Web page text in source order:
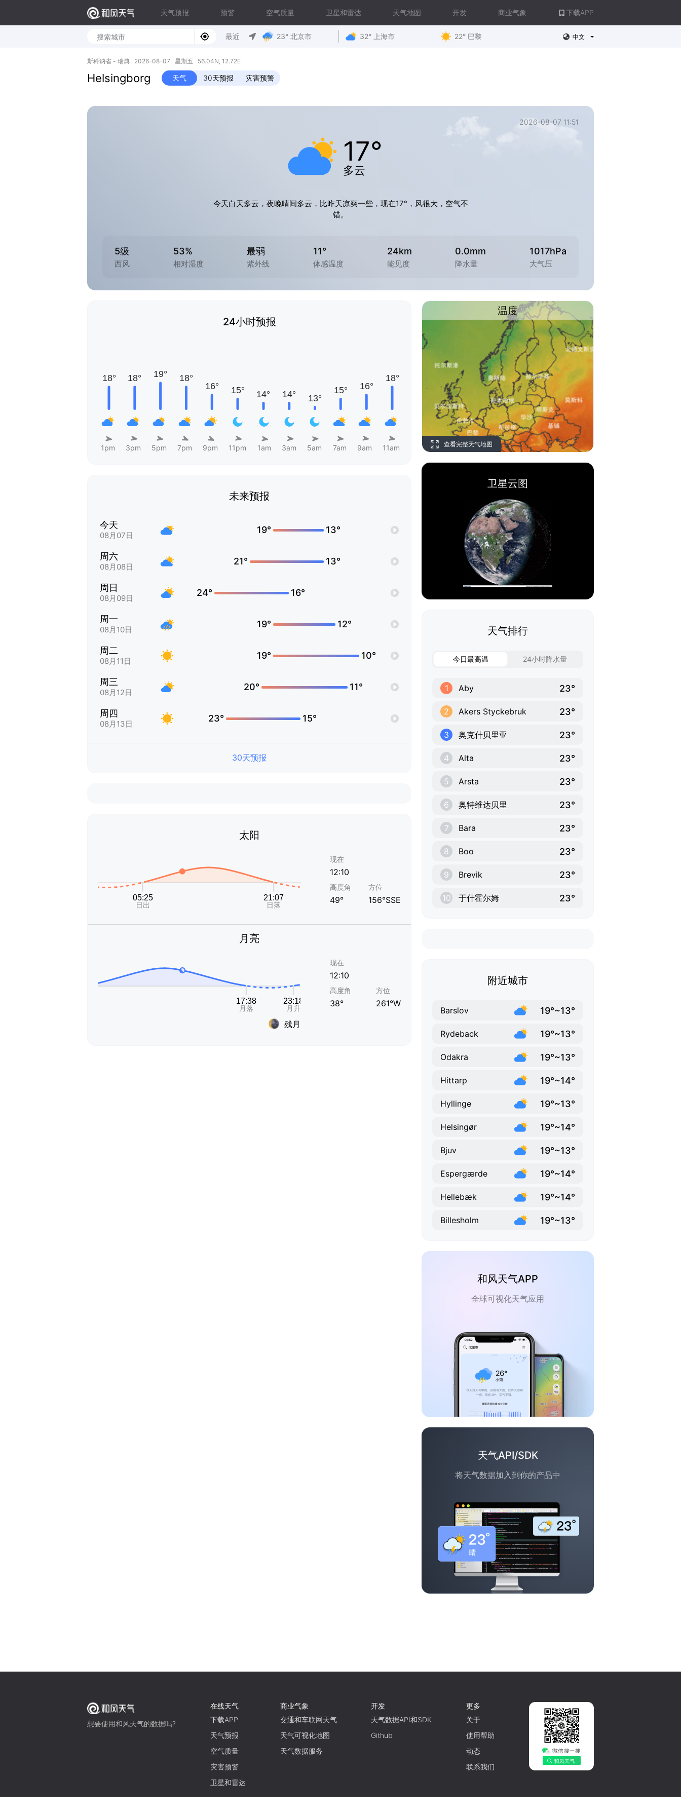
天气预报 预警 空气质量 卫星和雷达 天气地图 开发 商业气象 下载APP
最近 23° 北京市 32° 上海市 22° 巴黎 中文
斯科讷省 - 瑞典 2026-08-07 星期五 56.04N, 12.72E
Helsingborg 天气 30天预报 灾害预警
2026-08-07 11:51
17°
多云
今天白天多云，夜晚晴间多云，比昨天凉爽一些，现在17°，风很大，空气不
错。
5级
西风
53%
相对湿度
最弱
紫外线
11°
体感温度
24km
能见度
0.0mm
降水量
1017hPa
大气压
24小时预报
1pm 3pm 5pm 7pm 9pm 11pm 1am 3am 5am 7am 9am 11am
未来预报
今天
08月07日
19° 13°
周六
08月08日
21° 13°
周日
08月09日
24° 16°
周一
08月10日
19° 12°
周二
08月11日
19° 10°
周三
08月12日
20° 11°
周四
08月13日
23° 15°
30天预报
太阳
现在
12:10
高度角
49°
方位
156°SSE
月亮
残月
现在
12:10
高度角
38°
方位
261°W
温度
查看完整天气地图
卫星云图
天气排行
今日最高温 24小时降水量
1 Aby 23°
2 Akers Styckebruk 23°
3 奥克什贝里亚 23°
4 Alta 23°
5 Arsta 23°
6 奥特维达贝里 23°
7 Bara 23°
8 Boo 23°
9 Brevik 23°
10 于什霍尔姆 23°
附近城市
Barslov 19°~13°
Rydeback 19°~13°
Odakra 19°~13°
Hittarp 19°~14°
Hyllinge 19°~13°
Helsingør 19°~14°
Bjuv 19°~13°
Espergærde 19°~14°
Hellebæk 19°~14°
Billesholm 19°~13°
和风天气APP
全球可视化天气应用
天气API/SDK
将天气数据加入到你的产品中
想要使用和风天气的数据吗?
在线天气
下载APP
天气预报
空气质量
灾害预警
卫星和雷达
商业气象
交通和车联网天气
天气可视化地图
天气数据服务
开发
天气数据API和SDK
Github
更多
关于
使用帮助
动态
联系我们